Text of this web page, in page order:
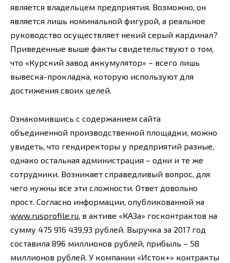
является владельцем предприятия. Возможно, он
является лишь номинальной фигурой, а реальное
руководство осуществляет некий серый кардинал?
Приведенные выше факты свидетельствуют о том,
что «Курский завод аккумулятор» – всего лишь
вывеска-прокладка, которую используют для
достижения своих целей.
Ознакомившись с содержанием сайта
объединенной производственной площадки, можно
увидеть, что гендиректоры у предприятий разные,
однако остальная администрация – одни и те же
сотрудники. Возникает справедливый вопрос, для
чего нужны все эти сложности. Ответ довольно
прост. Согласно информации, опубликованной на
www.rusprofile.ru , в активе «КАЗа» госконтрактов на
сумму 475 916 439,93 рублей. Выручка за 2017 год
составила 896 миллионов рублей, прибыль – 58
миллионов рублей. У компании «Исток+» контракты